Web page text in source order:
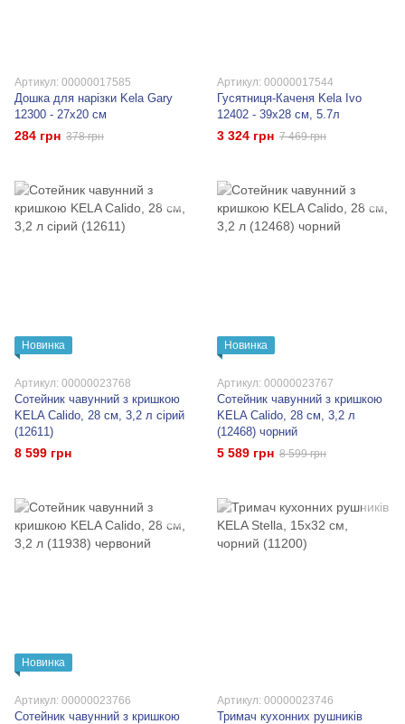
Артикул: 00000017585
Дошка для нарізки Kela Gary
12300 - 27х20 см
284 грн 378 грн
Артикул: 00000017544
Гусятниця-Каченя Kela Ivo
12402 - 39х28 см, 5.7л
3 324 грн 7 469 грн
Новинка
Артикул: 00000023768
Сотейник чавунний з кришкою
KELA Calido, 28 см, 3,2 л сірий
(12611)
8 599 грн
Новинка
Артикул: 00000023767
Сотейник чавунний з кришкою
KELA Calido, 28 см, 3,2 л
(12468) чорний
5 589 грн 8 599 грн
Новинка
Артикул: 00000023766
Сотейник чавунний з кришкою
Артикул: 00000023746
Тримач кухонних рушників